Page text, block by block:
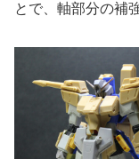
とで、軸部分の補